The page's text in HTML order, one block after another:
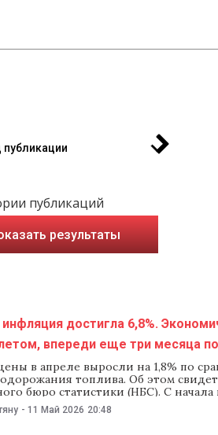
публикаций
результаты
достигла 6,8%.
впереди еще три месяца
в апреле выросли на 1,8% по
топлива. Об этом
бюро статистики (НБС). С
выросли на 4,5%, а годовая
эксперт Марин Господаренко
- 11 Май 2026 20:48